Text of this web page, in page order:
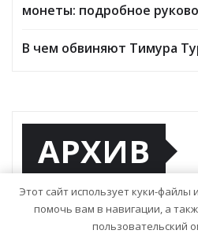
монеты: подробное
В чем обвиняют Тимура
АРХИВ
Май 2026
Этот сайт использует куки-файлы
помочь вам в навигации, а
пользовательский